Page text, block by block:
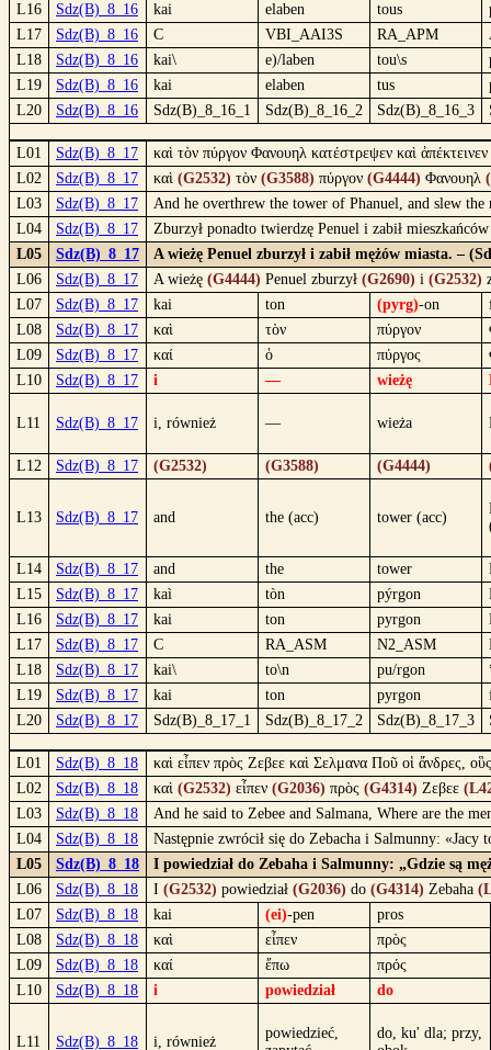
L16
Sdz(B)_8_16 kai elaben tous
L17
Sdz(B)_8_16 C VBI_AAI3S RA_APM
L18
Sdz(B)_8_16 kai\ e)/laben tou\s
L19
Sdz(B)_8_16 kai elaben tus
L20
Sdz(B)_8_16 Sdz(B)_8_16_1 Sdz(B)_8_16_2 Sdz(B)_8_16_3
L01 Sdz(B)_8_17
καὶ τὸν πύργον Φανουηλ κατέστρεψεν καὶ
L02
Sdz(B)_8_17 καὶ (G2532) τὸν (G3588) πύργον (G4444) Φανουηλ
L03
Sdz(B)_8_17
And he overthrew the tower of Phanuel, and slew
L04
Sdz(B)_8_17
Zburzył ponadto twierdzę Penuel i zabił
L05
Sdz(B)_8_17
A wieżę Penuel zburzył i zabił mężów miasta. –
L06
Sdz(B)_8_17 A wieżę (G4444) Penuel zburzył (G2690) i (G2532)
L07
Sdz(B)_8_17 kai ton (pyrg)-on
L08
Sdz(B)_8_17 καὶ τὸν πύργον
L09
Sdz(B)_8_17 καί ὁ πύργος
L10
Sdz(B)_8_17 i — wieżę
L11 Sdz(B)_8_17 i, również — wieża
L12 Sdz(B)_8_17 (G2532) (G3588) (G4444)
L13 Sdz(B)_8_17 and the (acc) tower (acc)
L14 Sdz(B)_8_17 and the tower
L15
Sdz(B)_8_17 kaì tòn pýrgon
L16
Sdz(B)_8_17 kai ton pyrgon
L17
Sdz(B)_8_17 C RA_ASM N2_ASM
L18
Sdz(B)_8_17 kai\ to\n pu/rgon
L19
Sdz(B)_8_17 kai ton pyrgon
L20
Sdz(B)_8_17 Sdz(B)_8_17_1 Sdz(B)_8_17_2 Sdz(B)_8_17_3
L01 Sdz(B)_8_18
καὶ εἶπεν πρὸς Ζεβεε καὶ Σελμανα Ποῦ οἱ ἄνδρες,
L02
Sdz(B)_8_18 καὶ (G2532) εἶπεν (G2036) πρὸς (G4314) Ζεβεε
L03
Sdz(B)_8_18
And he said to Zebee and Salmana, Where are the
L04
Sdz(B)_8_18
Następnie zwrócił się do Zebacha i Salmunny:
L05
Sdz(B)_8_18
I powiedział do Zebaha i Salmunny: „Gdzie są
L06
Sdz(B)_8_18 I (G2532) powiedział (G2036) do (G4314) Zebaha
L07
Sdz(B)_8_18 kai (ei)-pen
pros
L08
Sdz(B)_8_18 καὶ εἶπεν
πρὸς
L09
Sdz(B)_8_18 καί ἔπω
πρός
L10
Sdz(B)_8_18 i powiedział do
L11 Sdz(B)_8_18 i, również
powiedzieć,
do, ku' dla; przy,